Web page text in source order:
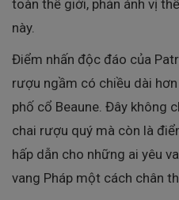
toàn thế giới, phản ánh vị
này.
Điểm nhấn độc đáo của
rượu ngầm có chiều dài
phố cổ Beaune. Đây không
chai rượu quý mà còn là
hấp dẫn cho những ai yêu
vang Pháp một cách chân